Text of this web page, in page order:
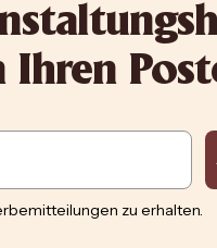
zu erhalten.